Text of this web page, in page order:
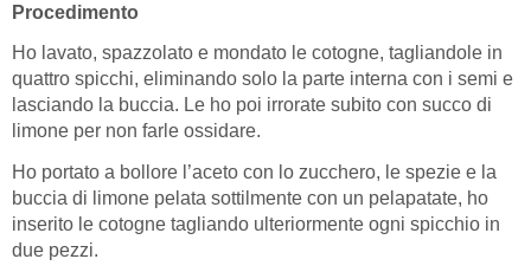
Procedimento
Ho lavato, spazzolato e mondato le cotogne, tagliandole in
quattro spicchi, eliminando solo la parte interna con i semi e
lasciando la buccia. Le ho poi irrorate subito con succo di
limone per non farle ossidare.
Ho portato a bollore l’aceto con lo zucchero, le spezie e la
buccia di limone pelata sottilmente con un pelapatate, ho
inserito le cotogne tagliando ulteriormente ogni spicchio in
due pezzi.